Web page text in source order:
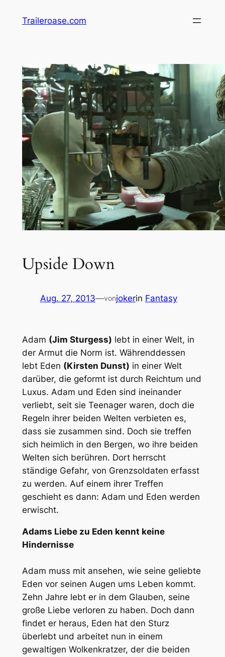
InhaltTraileroase.com
Upside Down
Aug. 27, 2013—vonjokerin Fantasy
Adam (Jim Sturgess) lebt in einer Welt, in
der Armut die Norm ist. Währenddessen
lebt Eden (Kirsten Dunst) in einer Welt
darüber, die geformt ist durch Reichtum und
Luxus. Adam und Eden sind ineinander
verliebt, seit sie Teenager waren, doch die
Regeln ihrer beiden Welten verbieten es,
dass sie zusammen sind. Doch sie treffen
sich heimlich in den Bergen, wo ihre beiden
Welten sich berühren. Dort herrscht
ständige Gefahr, von Grenzsoldaten erfasst
zu werden. Auf einem ihrer Treffen
geschieht es dann: Adam und Eden werden
erwischt.
Adams Liebe zu Eden kennt keine
Hindernisse
Adam muss mit ansehen, wie seine geliebte
Eden vor seinen Augen ums Leben kommt.
Zehn Jahre lebt er in dem Glauben, seine
große Liebe verloren zu haben. Doch dann
findet er heraus, Eden hat den Sturz
überlebt und arbeitet nun in einem
gewaltigen Wolkenkratzer, der die beiden